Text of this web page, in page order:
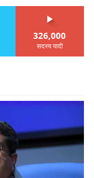
326,000
सदस्य यादी